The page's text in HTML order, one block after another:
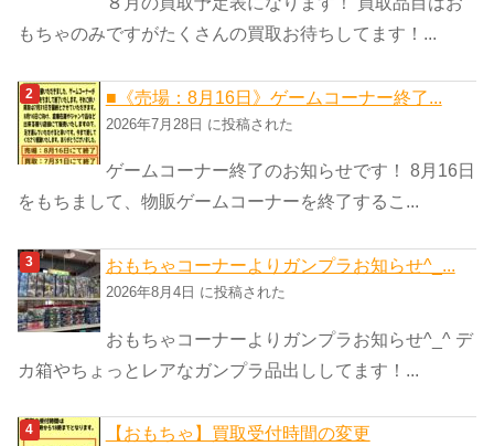
もちゃのみですがたくさんの買取お待ちしてます！...
■《売場：8月16日》ゲームコーナー終了...
2026年7月28日 に投稿された
ゲームコーナー終了のお知らせです！ 8月16日
をもちまして、物販ゲームコーナーを終了するこ...
おもちゃコーナーよりガンプラお知らせ^_...
2026年8月4日 に投稿された
おもちゃコーナーよりガンプラお知らせ^_^ デ
カ箱やちょっとレアなガンプラ品出ししてます！...
【おもちゃ】買取受付時間の変更